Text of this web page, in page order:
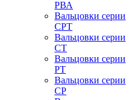
РВА
Вальцовки серии
СРТ
Вальцовки серии
СТ
Вальцовки серии
РТ
Вальцовки серии
СР